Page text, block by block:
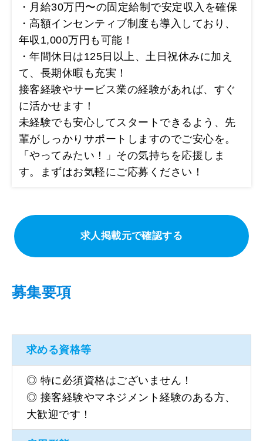
・月給30万円〜の固定給制で安定収入を確保
・高額インセンティブ制度も導入しており、
年収1,000万円も可能！
・年間休日は125日以上、土日祝休みに加え
て、長期休暇も充実！
接客経験やサービス業の経験があれば、すぐ
に活かせます！
未経験でも安心してスタートできるよう、先
輩がしっかりサポートしますのでご安心を。
「やってみたい！」その気持ちを応援しま
す。まずはお気軽にご応募ください！
求人掲載元で確認する
募集要項
求める資格等
◎ 特に必須資格はございません！
◎ 接客経験やマネジメント経験のある方、
大歓迎です！